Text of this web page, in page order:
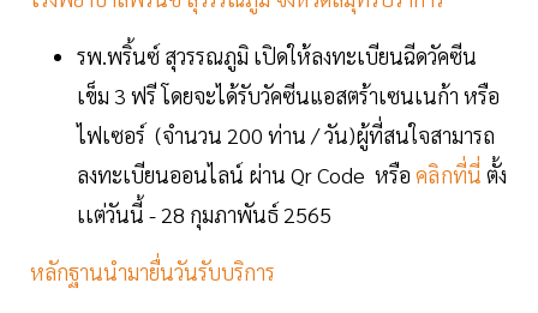
รพ.พริ้นซ์ สุวรรณภูมิ เปิดให้ลงทะเบียนฉีดวัคซีน
เข็ม 3 ฟรี โดยจะได้รับวัคซีนแอสตร้าเซนเนก้า หรือ
ไฟเซอร์ (จำนวน 200 ท่าน / วัน)ผู้ที่สนใจสามารถ
ลงทะเบียนออนไลน์ ผ่าน Qr Code หรือ คลิกที่นี่ ตั้ง
เเต่วันนี้ - 28 กุมภาพันธ์ 2565
หลักฐานนำมายื่นวันรับบริการ